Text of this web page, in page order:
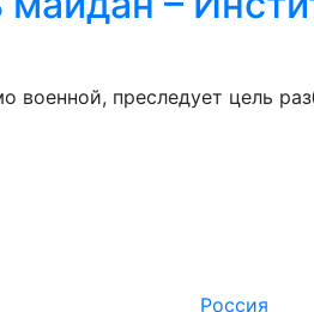
преследует цель
Россия